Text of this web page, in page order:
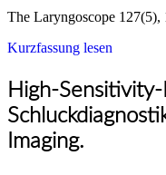
The Laryngoscope 127(5),
Kurzfassung lesen
High-
Imaging.